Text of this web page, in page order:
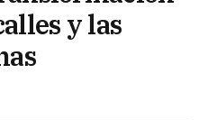
y las